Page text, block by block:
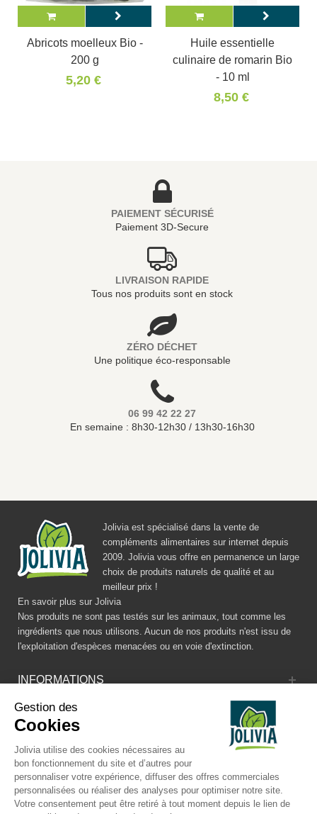
Abricots moelleux Bio -
200 g
5,20 €
Huile essentielle
culinaire de romarin Bio
- 10 ml
8,50 €
PAIEMENT SÉCURISÉ
Paiement 3D-Secure
LIVRAISON RAPIDE
Tous nos produits sont en stock
ZÉRO DÉCHET
Une politique éco-responsable
06 99 42 22 27
En semaine : 8h30-12h30 / 13h30-16h30
Jolivia est spécialisé dans la vente de
compléments alimentaires sur internet depuis
2009. Jolivia vous offre en permanence un large
choix de produits naturels de qualité et au
meilleur prix !
En savoir plus sur Jolivia
Nos produits ne sont pas testés sur les animaux, tout comme les
ingrédients que nous utilisons. Aucun de nos produits n'est issu de
l'exploitation d'espèces menacées ou en voie d'extinction.
INFORMATIONS
CATALOGUE
RÉSEAUX SOCIAUX
Gestion des
Cookies
Jolivia utilise des cookies nécessaires au
bon fonctionnement du site et d’autres pour
personnaliser votre expérience, diffuser des offres commerciales
personnalisées ou réaliser des analyses pour optimiser notre site.
Votre consentement peut être retiré à tout moment depuis le lien de